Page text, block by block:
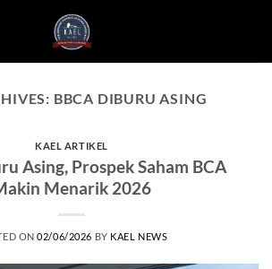
BBCA DIBURU ASING
KAEL ARTIKEL
Asing, Prospek Saham BCA
Menarik 2026
ON02/06/2026 BY KAEL NEWS